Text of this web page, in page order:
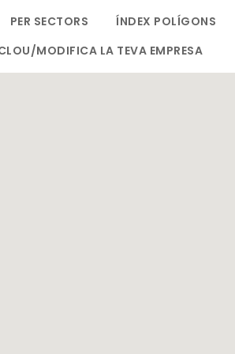
PER SECTORS
ÍNDEX POLÍGONS
MODIFICA LA TEVA EMPRESA